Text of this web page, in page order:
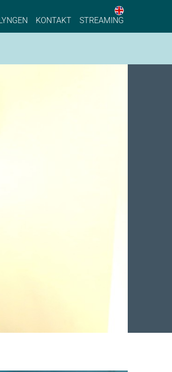
Industry
KONTAKT STREAMING
English